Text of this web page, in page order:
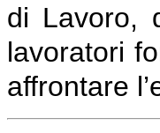
di Lavoro,
lavoratori
affrontare